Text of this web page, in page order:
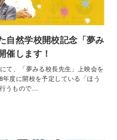
自然学校開校記念「夢み
催します！
て、「夢みる校長先生」上映会を
度に開校を予定している「ほう
うもので…